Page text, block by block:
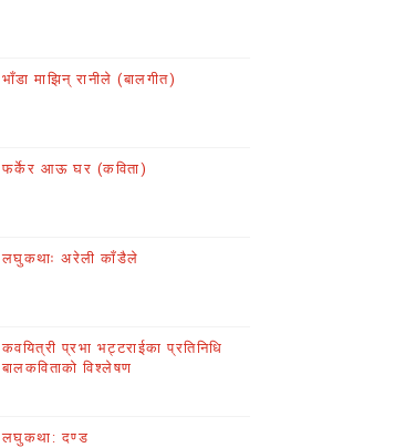
भाँडा माझिन् रानीले (बालगीत)
फर्केर आऊ घर (कविता)
लघुकथाः अरेली काँडैले
कवयित्री प्रभा भट्टराईका प्रतिनिधि
बालकविताको विश्लेषण
लघुकथा: दण्ड